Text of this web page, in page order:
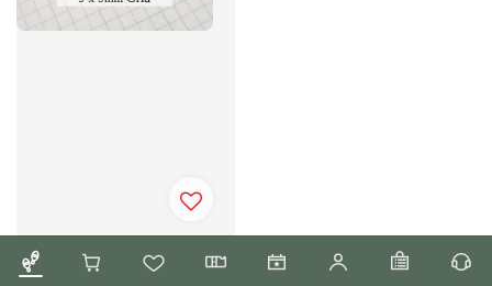
賈絲自製 - 52g 方格 絕